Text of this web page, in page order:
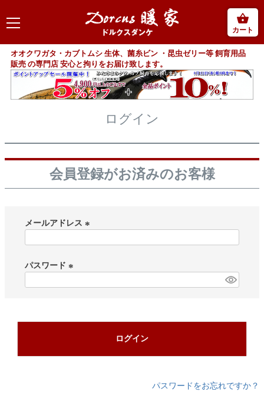
カート
オオクワガタ・カブトムシ 生体、菌糸ビン ・昆虫ゼリー等 飼育用品
販売 の専門店 安心と拘りをお届け致します。
ログイン
会員登録がお済みのお客様
メールアドレス
パスワード
ログイン
パスワードをお忘れですか？